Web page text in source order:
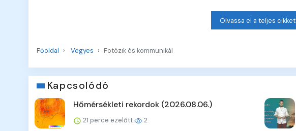
Olvassa el a teljes cikket
Főoldal Vegyes Fotózik és kommunikál
Kapcsolódó
Hőmérsékleti rekordok (2026.08.06.)
21 perce ezelőtt 2